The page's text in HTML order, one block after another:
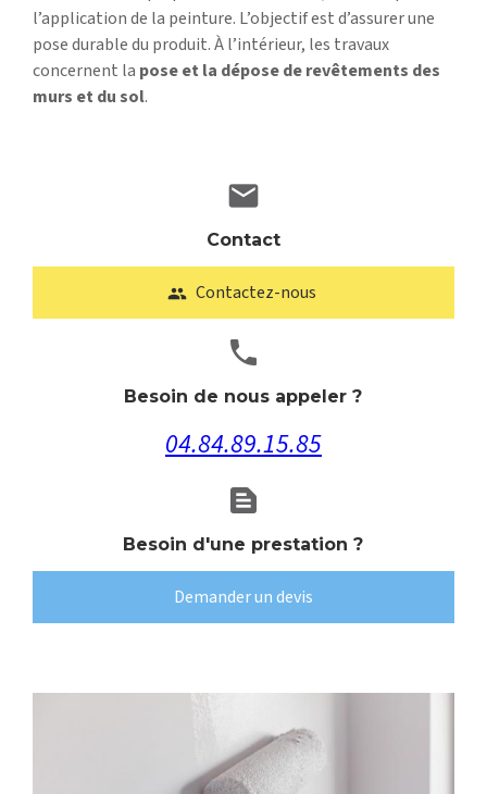
l’application de la peinture. L’objectif est d’assurer une
pose durable du produit. À l’intérieur, les travaux
concernent la pose et la dépose de revêtements des
murs et du sol.
mail
Contact
people Contactez-nous
phone
Besoin de nous appeler ?
04.84.89.15.85
text_snippet
Besoin d'une prestation ?
Demander un devis